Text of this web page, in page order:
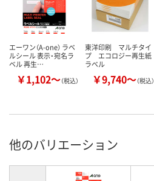
エーワン（A-one） ラベ
ルシール 表示・宛名ラ
ベル 再生…
￥1,102～（税込）
東洋印刷 マルチタイ
プ エコロジー再生紙
ラベル
￥9,740～（税込）
他のバリエーション